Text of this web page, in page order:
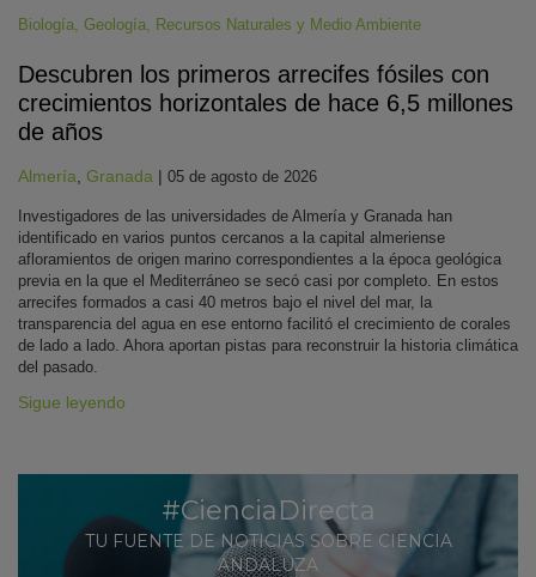
Biología Geología Recursos Naturales y Medio Ambiente
Descubren los primeros arrecifes fósiles con
crecimientos horizontales de hace 6,5 millones
de años
Almería Granada | 05 de agosto de 2026
Investigadores de las universidades de Almería y Granada han
identificado en varios puntos cercanos a la capital almeriense
afloramientos de origen marino correspondientes a la época geológica
previa en la que el Mediterráneo se secó casi por completo. En estos
arrecifes formados a casi 40 metros bajo el nivel del mar, la
transparencia del agua en ese entorno facilitó el crecimiento de corales
de lado a lado. Ahora aportan pistas para reconstruir la historia climática
del pasado.
Sigue leyendo
#CienciaDirecta
TU FUENTE DE NOTICIAS SOBRE CIENCIA
ANDALUZA